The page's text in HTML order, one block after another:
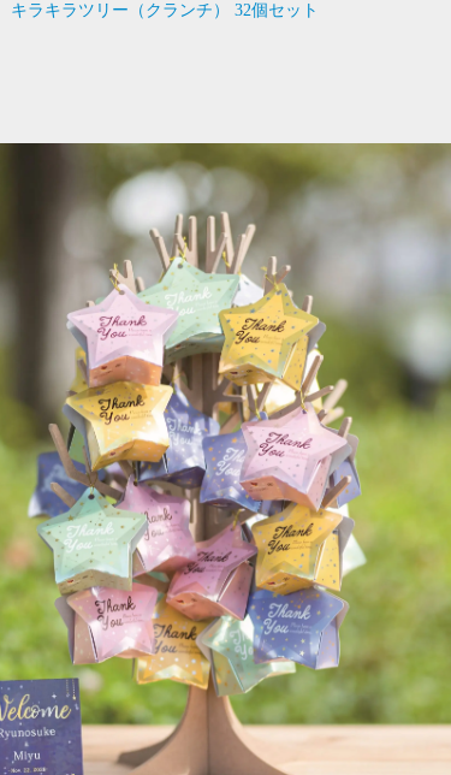
キラキラツリー（クランチ） 32個セット